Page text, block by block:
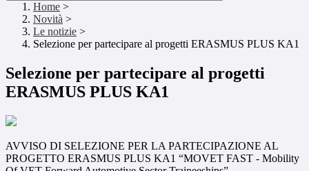
Home >
Novità >
Le notizie >
Selezione per partecipare al progetti ERASMUS PLUS KA1
Selezione per partecipare al progetti
ERASMUS PLUS KA1
AVVISO DI SELEZIONE PER LA PARTECIPAZIONE AL
PROGETTO ERASMUS PLUS KA1 “MOVET FAST - Mobility